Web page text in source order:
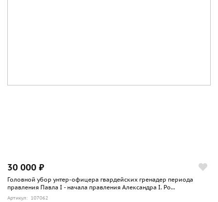
30 000 ₽
Головной убор унтер-офицера гвардейских гренадер периода
правления Павла I - начала правления Александра I. Ро...
Артикул: 107062